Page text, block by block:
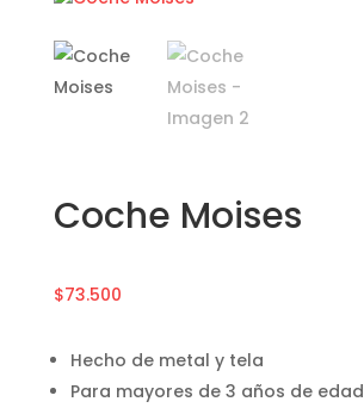
Coche Moises
$73.500
Hecho de metal y tela
Para mayores de 3 años de edad